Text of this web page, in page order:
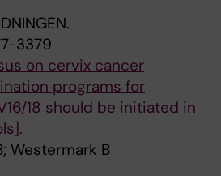
3379
on cervix cancer
programs for
18 should be initiated in
Westermark B